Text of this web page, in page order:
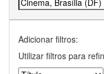
Adicionar filtros:
Utilizar filtros para